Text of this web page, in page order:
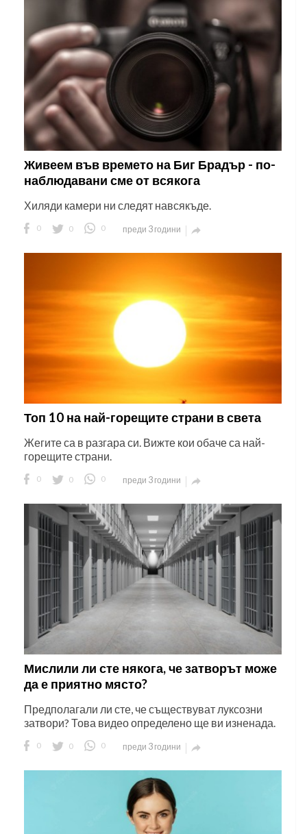
Живеем във времето на Биг Брадър - по-
наблюдавани сме от всякога
Хиляди камери ни следят навсякъде.
0 0 0 преди 3 години 
Топ 10 на най-горещите страни в света
Жегите са в разгара си. Вижте кои обаче са най-
горещите страни.
0 0 0 преди 3 години 
Мислили ли сте някога, че затворът може
да е приятно място?
Предполагали ли сте, че съществуват луксозни
затвори? Това видео определено ще ви изненада.
0 0 0 преди 3 години 